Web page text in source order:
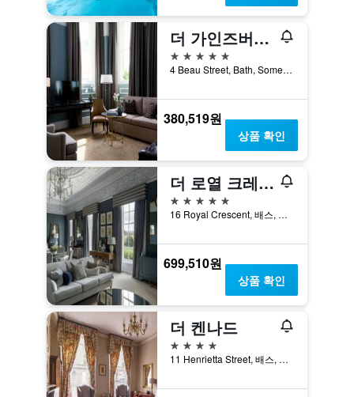
더 가인즈버러 바스 스파
5성급
4 Beau Street, Bath, Somerset, 배스, 영국
380,519원
상품 확인
더 로열 크레센트 호텔 앤 스파
5성급
16 Royal Crescent, 배스, 영국
699,510원
상품 확인
더 켄나드
4성급
11 Henrietta Street, 배스, 영국